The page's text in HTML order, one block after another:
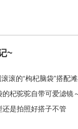
~
滚的“枸杞脑袋”搭配
杞驼驼自带可爱滤
是拍照好搭子不管